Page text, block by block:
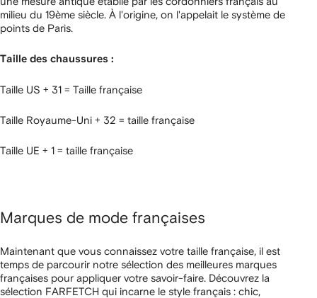
milieu du 19ème siècle. À l'origine, on l'appelait le système de
points de Paris.
Taille des chaussures :
Taille US + 31 = Taille française
Taille Royaume-Uni + 32 = taille française
Taille UE + 1 = taille française
Marques de mode françaises
Maintenant que vous connaissez votre taille française, il est
temps de parcourir notre sélection des meilleures marques
françaises pour appliquer votre savoir-faire. Découvrez la
sélection FARFETCH qui incarne le style français : chic,